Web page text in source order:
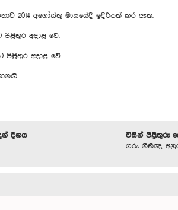
2014 අගෝස්තු මාසයේදී ඉදිරිපත් කර ඇත.
පිළිතුර අදාළ වේ.
පිළිතුර අදාළ වේ.
දිනය
විසින් පිළිතුරු
ගරු නීතිඥ